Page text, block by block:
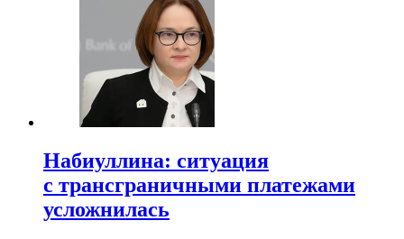
Набиуллина: ситуация
с трансграничными платежами
усложнилась